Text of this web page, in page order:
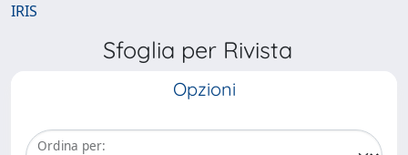
IRIS
Sfoglia per Rivista
Opzioni
Ordina per: